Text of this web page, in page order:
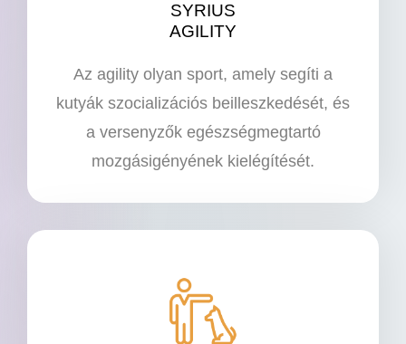
SYRIUS
AGILITY
Az agility olyan sport, amely segíti a
kutyák szocializációs beilleszkedését, és
a versenyzők egészségmegtartó
mozgásigényének kielégítését.